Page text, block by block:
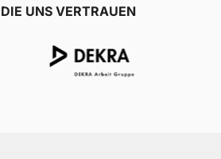
DIE UNS VERTRAUEN